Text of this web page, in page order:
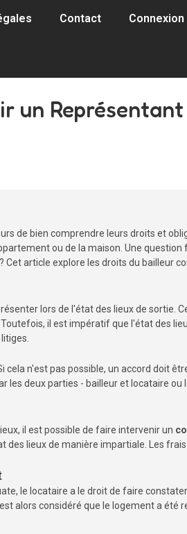
Contact Connexion
un
de bien comprendre leurs droits et
ou de la maison. Une
article explore les droits du bailleur
lors de l'état des lieux de sortie.
il est impératif que l'état des
n'est pas possible, un accord doit
les deux parties - bailleur et locataire
il est possible de faire intervenir un
lieux de manière impartiale. Les
le locataire a le droit de faire
alors considéré que le logement a été